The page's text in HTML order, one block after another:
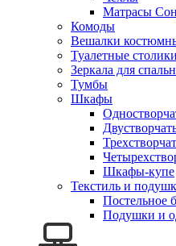
Матрасы
Комоды
Вешалки
Туалетные столики
Зеркала для
Тумбы
Шкафы
Шкафы-купе
Текстиль и
Постельное
Подушки и